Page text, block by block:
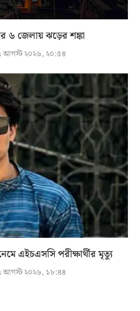
৬ জেলায় ঝড়ের শঙ্কা
আগস্ট ২০২৬, ২০:৫৪
এইচএসসি পরীক্ষার্থীর মৃত্যু
আগস্ট ২০২৬, ১৮:৪৪